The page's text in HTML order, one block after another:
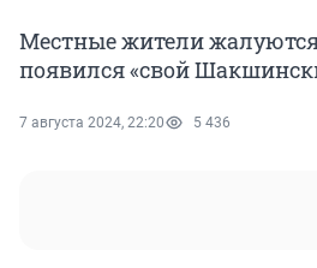
Местные жители
появился «свой
7 августа 2024, 22:20 5 436